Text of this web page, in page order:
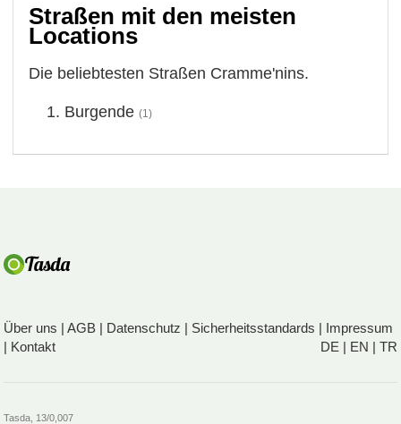
Straßen mit den meisten
Locations
Die beliebtesten Straßen Cramme'nins.
Burgende (1)
Über uns |AGB Datenschutz Sicherheitsstandards
Impressum
Kontakt DE| EN TR
Tasda, 13/0,007